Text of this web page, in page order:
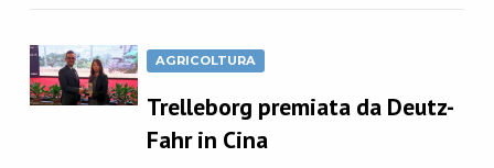
AGRICOLTURA
Trelleborg premiata da Deutz-
Fahr in Cina